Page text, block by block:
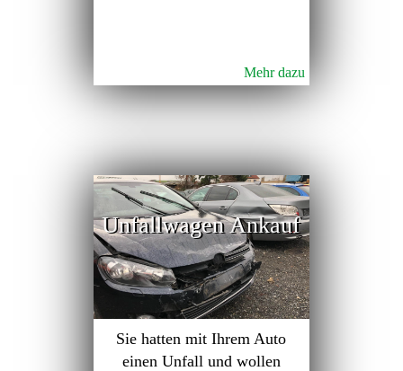
Mehr dazu
Unfallwagen Ankauf
Sie hatten mit Ihrem Auto
einen Unfall und wollen